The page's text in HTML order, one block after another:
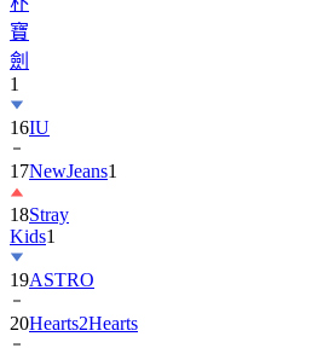
寶
劍
1
16IU
17NewJeans1
18Stray
Kids1
19ASTRO
20Hearts2Hearts